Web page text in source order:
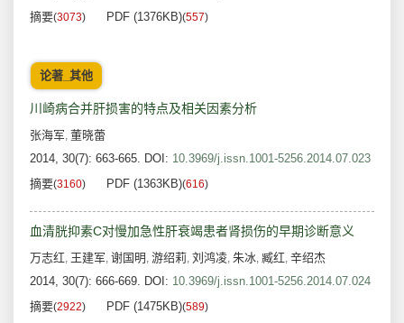
摘要(3073) PDF (1376KB)(557)
论著_其他
川崎病合并肝损害的特点及相关因素分析
张海军, 董晓蕾
2014, 30(7): 663-665. DOI: 10.3969/j.issn.1001-5256.2014.07.023
摘要(3160) PDF (1363KB)(616)
血清胱抑素C对慢加急性肝衰竭患者肾损伤的早期诊断意义
万志红, 王建军, 谢国明 , 游绍莉, 刘鸿凌, 朱冰, 臧红, 辛绍杰
2014, 30(7): 666-669. DOI: 10.3969/j.issn.1001-5256.2014.07.024
摘要(2922) PDF (1475KB)(589)